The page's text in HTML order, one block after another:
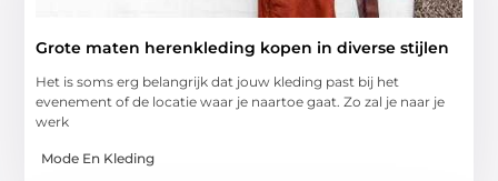
Grote maten herenkleding kopen in diverse stijlen
Het is soms erg belangrijk dat jouw kleding past bij het
evenement of de locatie waar je naartoe gaat. Zo zal je naar je
werk
Mode En Kleding